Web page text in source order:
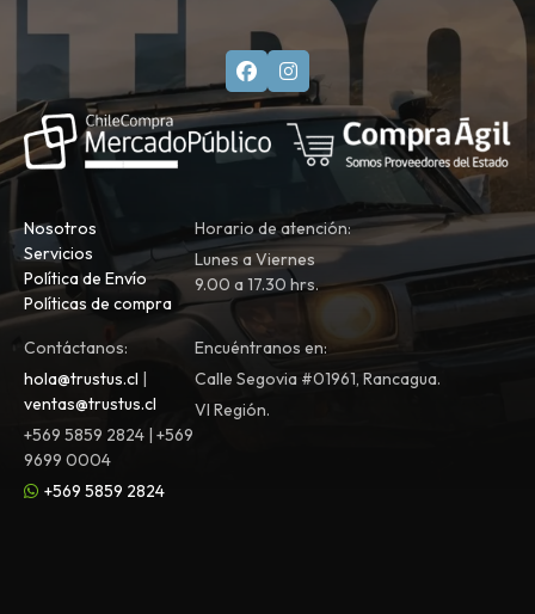
Nosotros
Servicios
Política de Envío
Políticas de compra
Horario de atención:
Lunes a Viernes
9.00 a 17.30 hrs.
Contáctanos:
hola@trustus.cl |
ventas@trustus.cl
+569 5859 2824 | +569
9699 0004
+569 5859 2824
Encuéntranos en:
Calle Segovia #01961, Rancagua.
VI Región.